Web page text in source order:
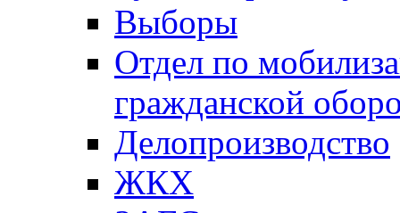
Выборы
Отдел по
гражданской
Делопроизводство
ЖКХ